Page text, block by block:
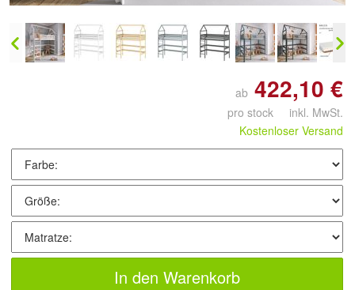
ab 422,10 €
pro stock inkl. MwSt.
Kostenloser Versand
In den Warenkorb